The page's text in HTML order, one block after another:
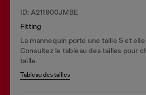
ID: A211900JMBE
Fitting
La mannequin porte une taille S et
Consultez le tableau des tailles pour
taille.
Tableau des tailles